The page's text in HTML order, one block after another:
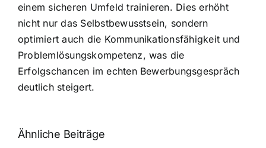
einem sicheren Umfeld trainieren. Dies erhöht
nicht nur das Selbstbewusstsein, sondern
optimiert auch die Kommunikationsfähigkeit und
Problemlösungskompetenz, was die
Erfolgschancen im echten Bewerbungsgespräch
deutlich steigert.
Ähnliche Beiträge